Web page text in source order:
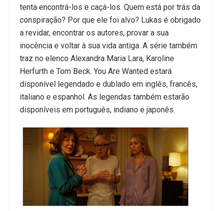
tenta encontrá-los e caçá-los. Quem está por trás da
conspiração? Por que ele foi alvo? Lukas é obrigado
a revidar, encontrar os autores, provar a sua
inocência e voltar à sua vida antiga. A série também
traz no elenco Alexandra Maria Lara, Karoline
Herfurth e Tom Beck. You Are Wanted estará
disponível legendado e dublado em inglês, francês,
italiano e espanhol. As legendas também estarão
disponíveis em português, indiano e japonês.